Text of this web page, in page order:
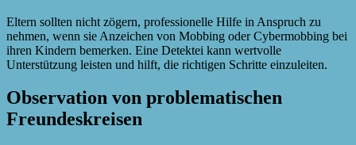
Eltern sollten nicht zögern, professionelle Hilfe in Anspruch zu
nehmen, wenn sie Anzeichen von Mobbing oder Cybermobbing bei
ihren Kindern bemerken. Eine Detektei kann wertvolle
Unterstützung leisten und hilft, die richtigen Schritte einzuleiten.
Observation von problematischen
Freundeskreisen